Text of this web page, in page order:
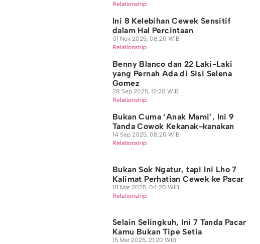
Relationship
Ini 8 Kelebihan Cewek Sensitif
dalam Hal Percintaan
01 Nov 2025, 08:20 WIB
Relationship
Benny Blanco dan 22 Laki-Laki
yang Pernah Ada di Sisi Selena
Gomez
28 Sep 2025, 12:20 WIB
Relationship
Bukan Cuma ‘Anak Mami’, Ini 9
Tanda Cowok Kekanak-kanakan
14 Sep 2025, 08:20 WIB
Relationship
Bukan Sok Ngatur, tapi Ini Lho 7
Kalimat Perhatian Cewek ke Pacar
18 Mar 2025, 04:20 WIB
Relationship
Selain Selingkuh, Ini 7 Tanda Pacar
Kamu Bukan Tipe Setia
15 Mar 2025, 21:20 WIB